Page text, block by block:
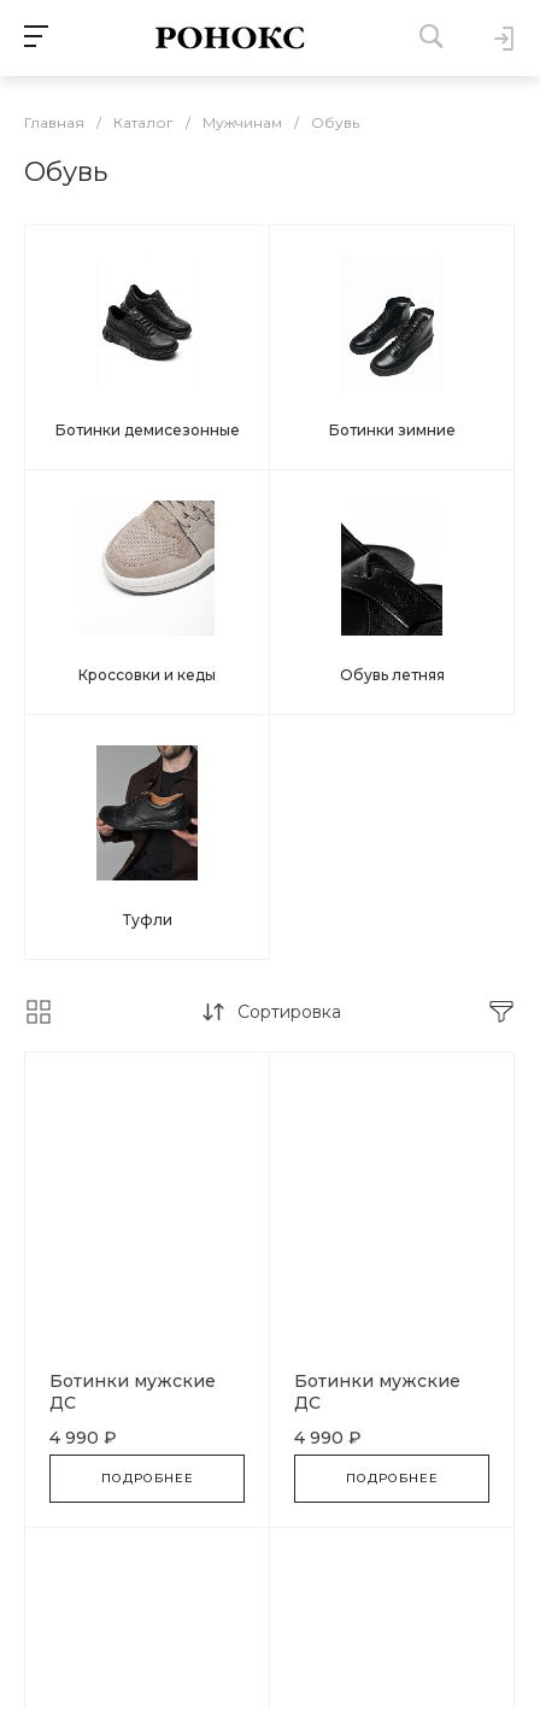
Главная / Каталог / Мужчинам / Обувь
Обувь
Ботинки демисезонные Ботинки зимние
Кроссовки и кеды Обувь летняя
Туфли
Сортировка
Ботинки мужские
ДС
4 990 ₽
ПОДРОБНЕЕ
Ботинки мужские
ДС
4 990 ₽
ПОДРОБНЕЕ